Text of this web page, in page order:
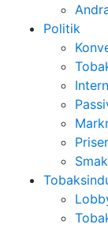
Politik